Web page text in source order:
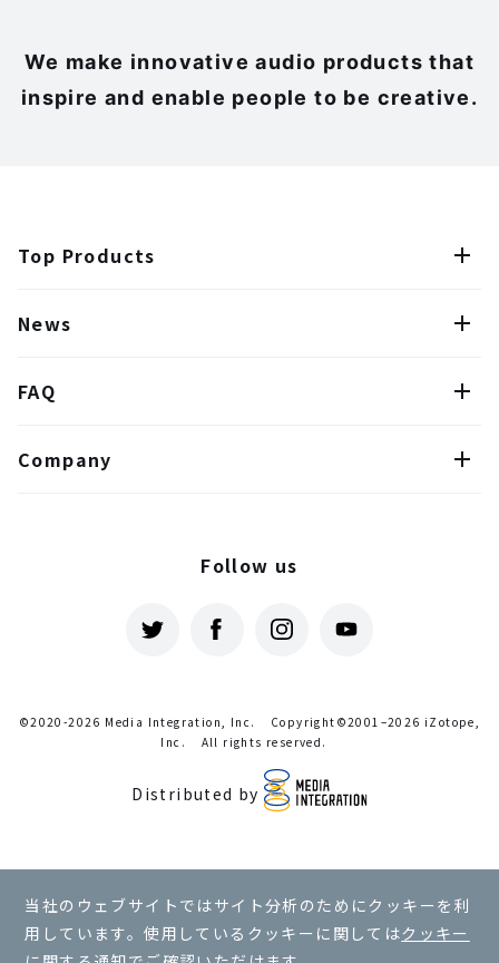
We make innovative audio products that
inspire and enable people to be creative.
Top Products
News
FAQ
Company
Follow us
©2020-2026 Media Integration, Inc.
Copyright©2001–2026 iZotope,
Inc.
All rights reserved.
Distributed by
プライバシーポリシー
クッキーに関する通知
当社のウェブサイトではサイト分析のためにクッキーを利
用しています。使用しているクッキーに関してはクッキー